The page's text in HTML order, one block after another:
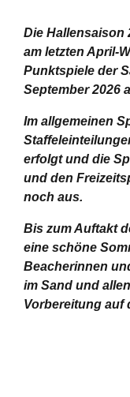
Die Hallensaison
am letzten April-
Punktspiele der
September 2026
Im allgemeinen
erfolgt und die
und den
noch aus.
Bis zum Auftakt
eine schöne
Beacherinnen
im Sand und
Vorbereitung auf